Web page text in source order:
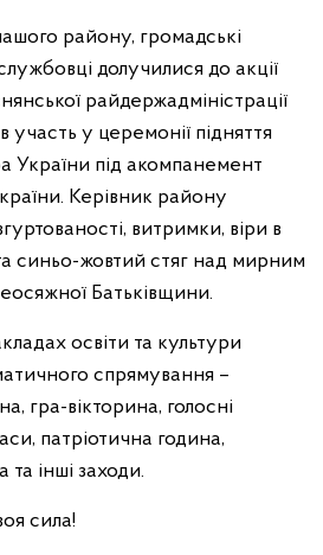
району, громадські
долучилися до акції
райдержадміністрації
участь у церемонії підняття
України під акомпанемент
Керівник району
витримки, віри в
синьо-жовтий стяг над мирним
Батьківщини.
освіти та культури
спрямування –
гра-вікторина, голосні
патріотична година,
інші заходи.
сила!